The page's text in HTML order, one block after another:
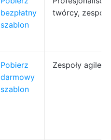
bezpłatny
szablon
twórcy, zespoły
Pobierz
darmowy
szablon
Zespoły agile